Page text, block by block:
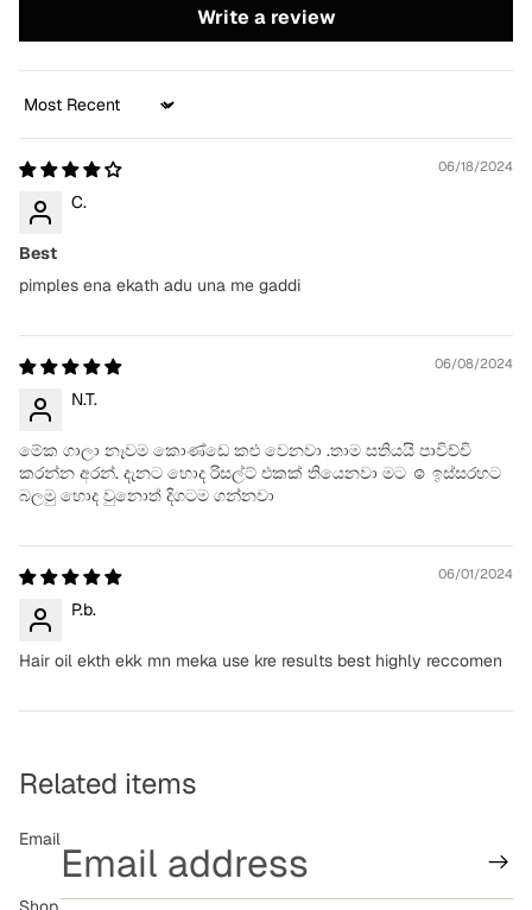
Write a review
Sort by
06/18/2024
C.
Best
pimples ena ekath adu una me gaddi
06/08/2024
N.T.
මේක ගාලා නෑවම කොණ්ඩෙ කළු වෙනවා .තාම සතියයි පාවිච්චි
කරන්න අරන්. දැනට හොද රිසල්ට් එකක් තියෙනවා මට ☺ ඉස්සරහට
බලමු හොද වුනොත් දිගටම ගන්නවා
06/01/2024
P.b.
Hair oil ekth ekk mn meka use kre results best highly reccomen
Related items
Email